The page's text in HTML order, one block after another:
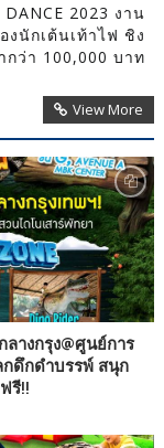
2023 งาน
นักเต้นเท้าไฟ ชิง
กว่า 100,000 บาท
View More
างกรุง@ศูนย์การ
กดึกดำบรรพ์ สนุก
รี!!